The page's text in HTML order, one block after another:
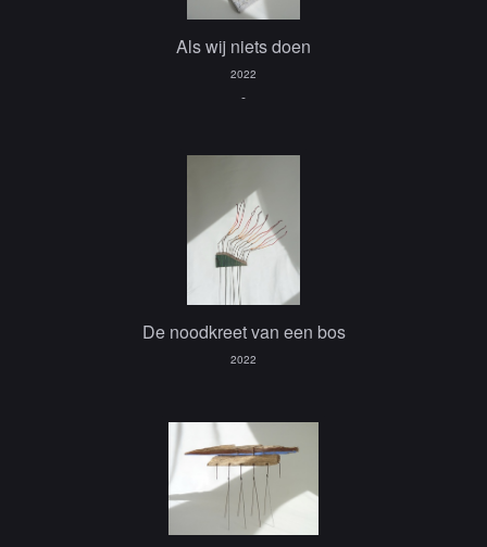
Als wij niets doen
2022
-
De noodkreet van een bos
2022